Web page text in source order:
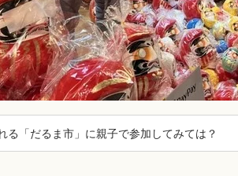
る「だるま市」に親子で参加してみては？